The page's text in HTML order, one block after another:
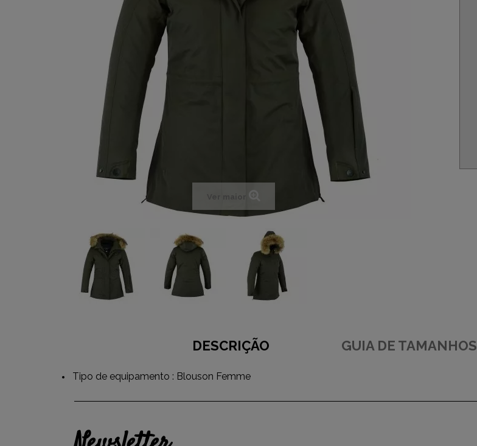
DESCRIÇÃO GUIA DE TAMANHOS
Tipo de equipamento : Blouson Femme